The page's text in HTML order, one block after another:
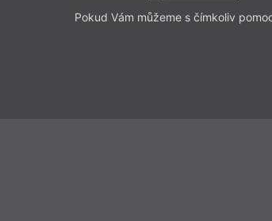
Pokud Vám můžeme s čímkoliv